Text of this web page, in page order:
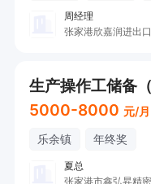
11.	Annual team
utings,
团建、家庭日、运
12.	Team building
团建补贴
13.
周经理
张家港欣嘉润进出
生产操作工储备
5000-8000 元/月
乐余镇 年终奖
夏总
张家港市鑫弘昇精